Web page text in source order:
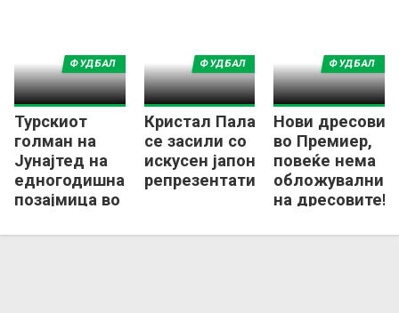
Турскиот
голман на
Јунајтед на
едногодишна
позајмица во
ФУДБАЛ
Кристал Палас
се засили со
искусен јапонски
репрезентативец
ФУДБАЛ
Нови дресови
во Премиер,
повеќе нема
на дресовите!
ФУДБАЛ